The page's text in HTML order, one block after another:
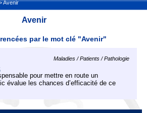
Avenir
Avenir
par le mot clé "Avenir"
Maladies / Patients / Pathologie
pour mettre en route un
évalue les chances d’efficacité de ce